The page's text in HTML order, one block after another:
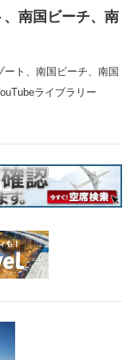
、南国ビーチ、南
ト、南国ビーチ、南国
ライブラリー